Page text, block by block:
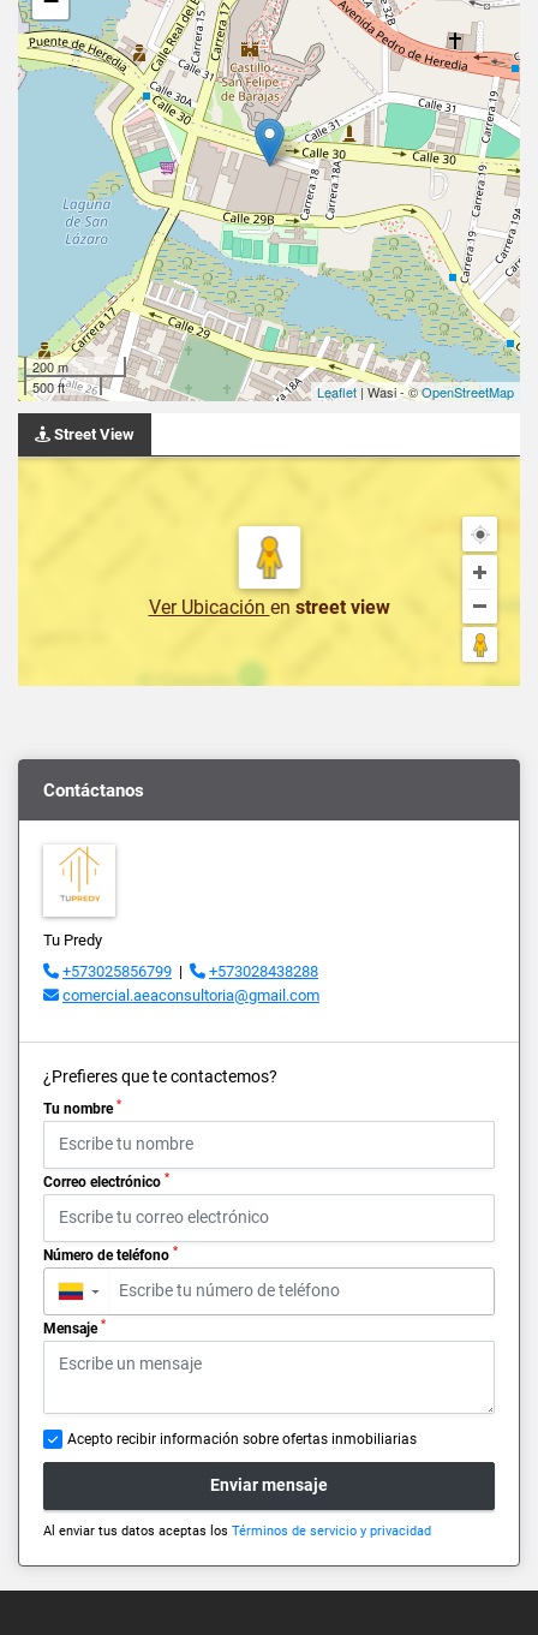
200 m
500 ft
Leaflet | Wasi - ©OpenStreetMap
Street View
Ver Ubicación en street view
Contáctanos
Tu Predy
+573025856799 |
+573028438288
comercial.aeaconsultoria@gmail.com
¿Prefieres que te contactemos?
Tu nombre *
Correo electrónico *
Número de teléfono *
▼
Mensaje *
Acepto recibir información sobre ofertas inmobiliarias
Enviar mensaje
Al enviar tus datos aceptas los Términos de servicio y privacidad